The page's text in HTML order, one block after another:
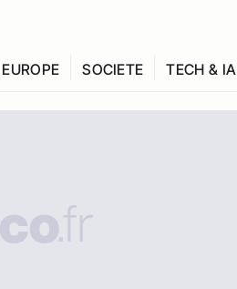
EUROPE SOCIETE TECH & IA